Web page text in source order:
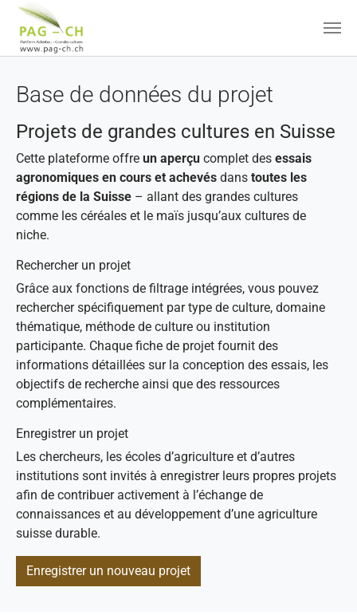
Base de données du projet
Projets de grandes cultures en Suisse
Cette plateforme offre un aperçu complet des essais
agronomiques en cours et achevés dans toutes les
régions de la Suisse – allant des grandes cultures
comme les céréales et le maïs jusqu’aux cultures de
niche.
Rechercher un projet
Grâce aux fonctions de filtrage intégrées, vous pouvez
rechercher spécifiquement par type de culture, domaine
thématique, méthode de culture ou institution
participante. Chaque fiche de projet fournit des
informations détaillées sur la conception des essais, les
objectifs de recherche ainsi que des ressources
complémentaires.
Enregistrer un projet
Les chercheurs, les écoles d’agriculture et d’autres
institutions sont invités à enregistrer leurs propres projets
afin de contribuer activement à l’échange de
connaissances et au développement d’une agriculture
suisse durable.
Enregistrer un nouveau projet